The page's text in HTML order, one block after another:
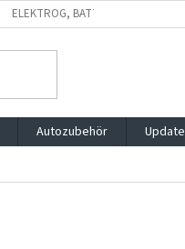
ELEKTROG, BATTG, VERPACKG
Autozubehör
Update